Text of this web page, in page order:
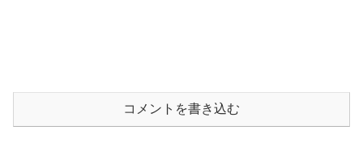
コメントを書き込む